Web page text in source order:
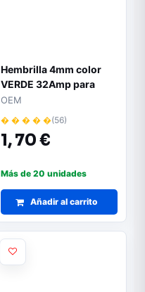
Hembrilla 4mm color
VERDE 32Amp para
Chasis
OEM
� � � � �(56)
1,70 €
Más de 20 unidades
Añadir al carrito